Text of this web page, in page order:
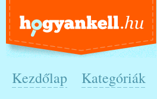
Kezdőlap Kategóriák